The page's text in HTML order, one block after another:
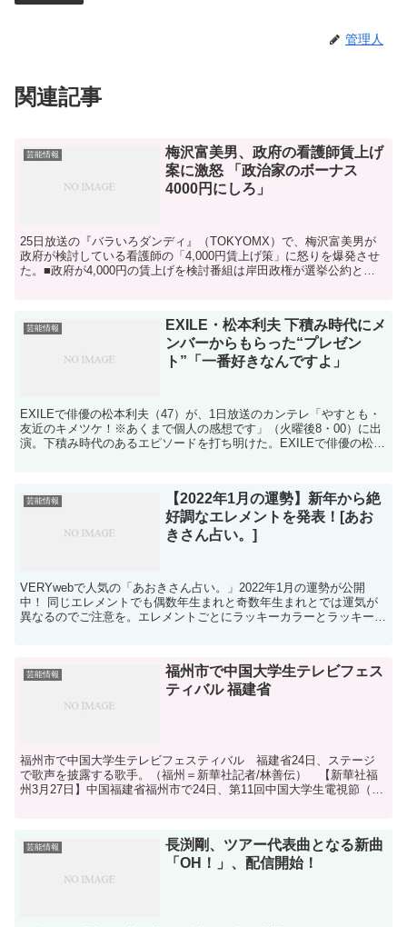
管理人
関連記事
芸能情報
梅沢富美男、政府の看護師賃上げ
案に激怒 「政治家のボーナス
4000円にしろ」
25日放送の『バラいろダンディ』（TOKYOMX）で、梅沢富美男が
政府が検討している看護師の「4,000円賃上げ策」に怒りを爆発させ
た。■政府が4,000円の賃上げを検討番組は岸田政権が選挙公約とし
芸能情報
EXILE・松本利夫 下積み時代にメ
ンバーからもらった“プレゼン
ト”「一番好きなんですよ」
EXILEで俳優の松本利夫（47）が、1日放送のカンテレ「やすとも・
友近のキメツケ！※あくまで個人の感想です」（火曜後8・00）に出
演。下積み時代のあるエピソードを打ち明けた。EXILEで俳優の松本
芸能情報
【2022年1月の運勢】新年から絶
好調なエレメントを発表！[あお
きさん占い。]
VERYwebで人気の「あおきさん占い。」2022年1月の運勢が公開
中！ 同じエレメントでも偶数年生まれと奇数年生まれとでは運気が
異なるのでご注意を。エレメントごとにラッキーカラーとラッキーフ
芸能情報
福州市で中国大学生テレビフェス
ティバル 福建省
福州市で中国大学生テレビフェスティバル 福建省24日、ステージ
で歌声を披露する歌手。（福州＝新華社記者/林善伝） 【新華社福
州3月27日】中国福建省福州市で24日、第11回中国大学生電視節（テ
芸能情報
長渕剛、ツアー代表曲となる新曲
「OH！」、配信開始！